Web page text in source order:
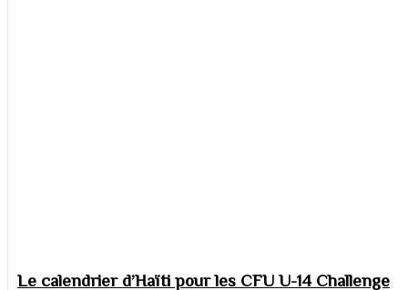
Le calendrier d’Haïti pour les CFU U-14 Challenge